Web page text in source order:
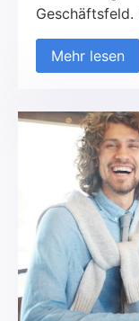
Geschäftsfeld.
externe,
für spezielle
anstatt eigene
Vermittlung
haben,
passende
Bedarf zu
Mehr lesen